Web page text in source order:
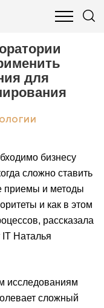
БИЗНЕС И ФИНАНСЫ
для
бизнесу
сложно ставить
приемы и методы
и как в этом
рассказала
IT Наталья
исследованиям
сложный